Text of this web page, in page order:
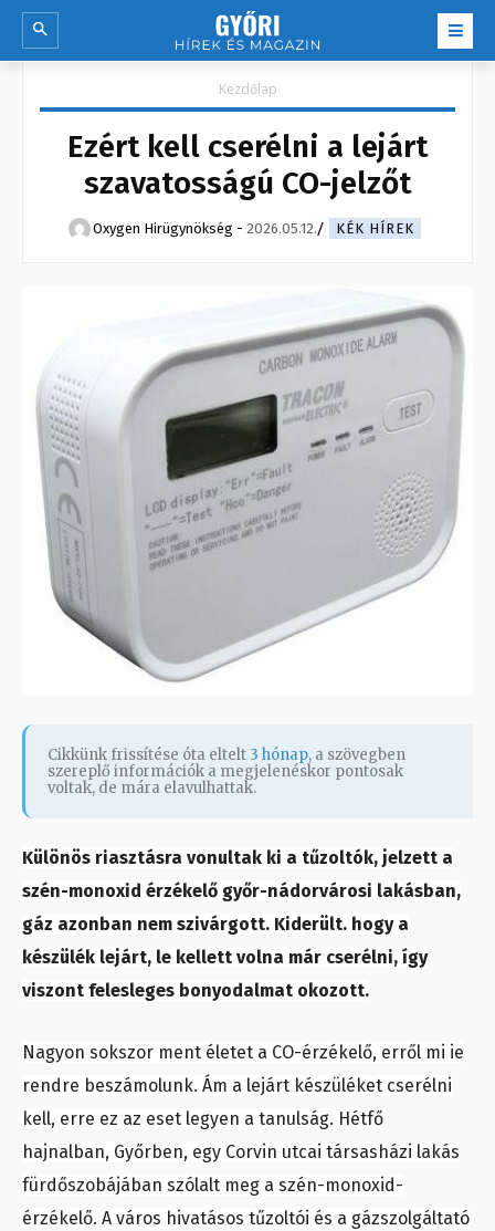
Kezdőlap
Ezért kell cserélni a lejárt
szavatosságú CO-jelzőt
Oxygen Hirügynökség - 2026.05.12. KÉK HÍREK
Cikkünk frissítése óta eltelt 3 hónap, a szövegben
szereplő információk a megjelenéskor pontosak
voltak, de mára elavulhattak.
Különös riasztásra vonultak ki a tűzoltók, jelzett a
szén-monoxid érzékelő győr-nádorvárosi lakásban,
gáz azonban nem szivárgott. Kiderült. hogy a
készülék lejárt, le kellett volna már cserélni, így
viszont felesleges bonyodalmat okozott.
Nagyon sokszor ment életet a CO-érzékelő, erről mi ie
rendre beszámolunk. Ám a lejárt készüléket cserélni
kell, erre ez az eset legyen a tanulság. Hétfő
hajnalban, Győrben, egy Corvin utcai társasházi lakás
fürdőszobájában szólalt meg a szén-monoxid-
érzékelő. A város hivatásos tűzoltói és a gázszolgáltató